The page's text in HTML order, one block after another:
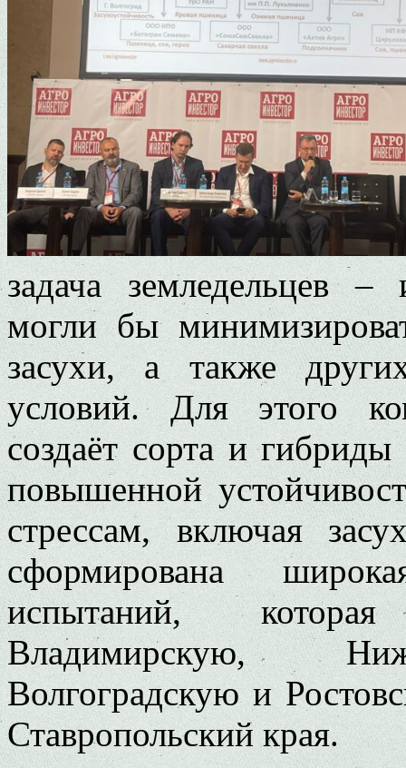
задача земледельцев –
могли бы
засухи, а также
условий. Для этого
создаёт сорта и
повышенной
стрессам, включая
сформирована
испытаний,
Владимирскую,
Волгоградскую и
Ставропольский края.